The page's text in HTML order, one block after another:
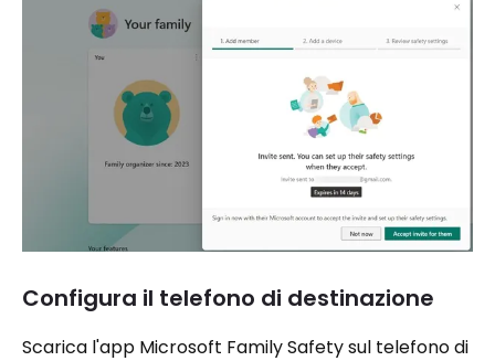
Configura il telefono di destinazione
Scarica l'app Microsoft Family Safety sul telefono di